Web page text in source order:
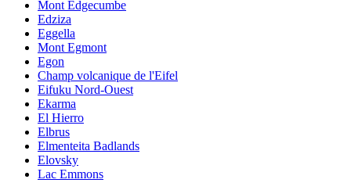
Mont Edgecumbe
Edziza
Eggella
Mont Egmont
Egon
Champ volcanique de l'Eifel
Eifuku Nord-Ouest
Ekarma
El Hierro
Elbrus
Elmenteita Badlands
Elovsky
Lac Emmons